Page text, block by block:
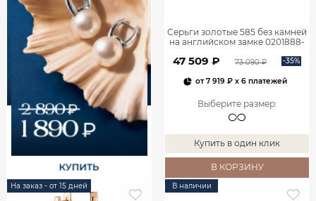
Серьги золотые 585 без камней
на английском замке 0201888-
47 509 ₽ 73 090 ₽ -35%
от7 919 ₽ x 6 платежей
Выберите размер:
Купить в один клик
В КОРЗИНУ
На заказ - от 15 дней В наличии